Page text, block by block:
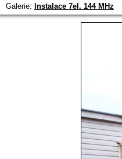
Galerie: Instalace 7el. 144 MHz